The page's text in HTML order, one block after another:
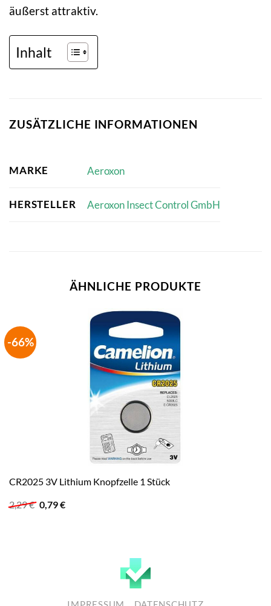
äußerst attraktiv.
Inhalt
ZUSÄTZLICHE INFORMATIONEN
MARKE Aeroxon
HERSTELLER Aeroxon Insect Control GmbH
ÄHNLICHE PRODUKTE
-66%
CR2025 3V Lithium Knopfzelle 1 Stück
2,29€ Ursprünglicher
Preis
0,79€Aktueller